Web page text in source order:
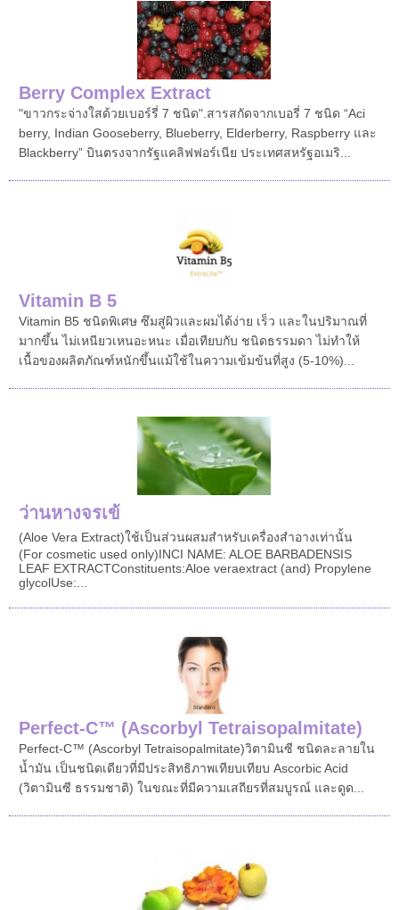
Berry Complex Extract
"ขาวกระจ่างใสด้วยเบอร์รี่ 7 ชนิด".สารสกัดจากเบอรี่ 7 ชนิด “Aci
berry, Indian Gooseberry, Blueberry, Elderberry, Raspberry และ
Blackberry” บินตรงจากรัฐแคลิฟฟอร์เนีย ประเทศสหรัฐอเมริ...
Vitamin B 5
Vitamin B5 ชนิดพิเศษ ซึมสู่ผิวและผมได้ง่าย เร็ว และในปริมาณที่
มากขึ้น ไม่เหนียวเหนอะหนะ เมื่อเทียบกับ ชนิดธรรมดา ไม่ทำให้
เนื้อของผลิตภัณฑ์หนักขึ้นแม้ใช้ในความเข้มข้นที่สูง (5-10%)...
ว่านหางจรเข้
(Aloe Vera Extract)ใช้เป็นส่วนผสมสำหรับเครื่องสำอางเท่านั้น
(For cosmetic used only)INCI NAME: ALOE BARBADENSIS
LEAF EXTRACTConstituents:Aloe veraextract (and) Propylene
glycolUse:...
Perfect-C ™ (Ascorbyl Tetraisopalmitate)
Perfect-C ™ (Ascorbyl Tetraisopalmitate)วิตามินซี ชนิดละลายใน
น้ำมัน เป็นชนิดเดียวที่มีประสิทธิภาพเทียบเทียบ Ascorbic Acid
(วิตามินซี ธรรมชาติ) ในขณะที่มีความเสถียรที่สมบูรณ์ และดูด...